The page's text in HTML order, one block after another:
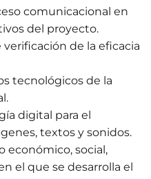
comunicacional en
del proyecto.
de la eficacia
tecnológicos de la
digital para el
textos y sonidos.
económico, social,
el que se desarrolla el